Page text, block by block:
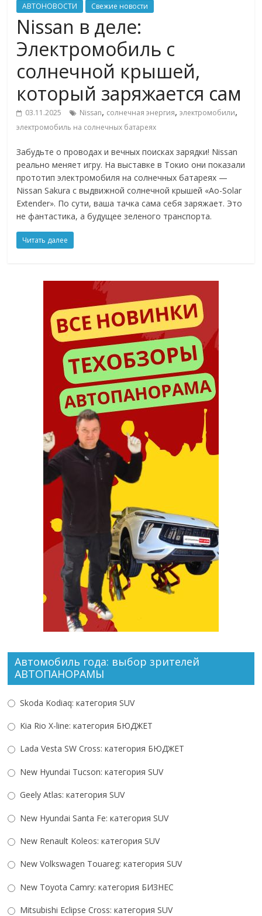
АВТОНОВОСТИ Свежие новости
Nissan в деле:
Электромобиль с
солнечной крышей,
который заряжается сам
03.11.2025 Nissan, солнечная энергия,электромобили,
электромобиль на солнечных батареях
Забудьте о проводах и вечных поисках зарядки! Nissan
реально меняет игру. На выставке в Токио они показали
прототип электромобиля на солнечных батареях —
Nissan Sakura с выдвижной солнечной крышей «Ao-Solar
Extender». По сути, ваша тачка сама себя заряжает. Это
не фантастика, а будущее зеленого транспорта.
Читать далее
Автомобиль года: выбор зрителей
АВТОПАНОРАМЫ
Skoda Kodiaq: категория SUV
Kia Rio X-line: категория БЮДЖЕТ
Lada Vesta SW Cross: категория БЮДЖЕТ
New Hyundai Tucson: категория SUV
Geely Atlas: категория SUV
New Hyundai Santa Fe: категория SUV
New Renault Koleos: категория SUV
New Volkswagen Touareg: категория SUV
New Toyota Camry: категория БИЗНЕС
Mitsubishi Eсlipse Cross: категория SUV